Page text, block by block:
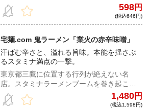
では国内に留まらず、海外50店舗以上を経
営するほどの規模へ成長。ラーメン業界で
押しも押されぬ人気と知名度を誇る『ラー
のコラボにて実現した『らくうまっ宅麺 凪
ラーメン「豚骨煮干 濃旨（こくうま）の
雫」』をイラストカード付きでお届け！
598円
(税込646円)
宅麺.com 鬼ラーメン「業火の赤辛味噌」
汗ばむ辛さと、溢れる旨味。本能を揺さぶ
るスタミナ満点の一撃。
東京都三鷹に位置する行列が絶えない名
店。スタミナラーメンブームを巻き起こし
た元祖スタ満発祥の地でもあり、ラーメン
業界に大きなインパクトを与えた唯一無二
1,480円
(税込1,598円)